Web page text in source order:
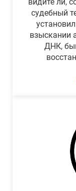
видите ли,
судебный
взыскании
ДНК,